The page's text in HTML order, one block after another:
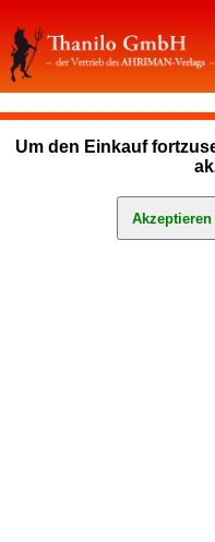
Um den Einkauf
Akzeptieren